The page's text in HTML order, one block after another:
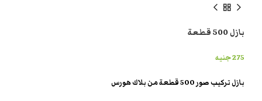
بازل 500 قطعة
275جنيه
بازل تركيب صور 500 قطعة من بلاك هورس